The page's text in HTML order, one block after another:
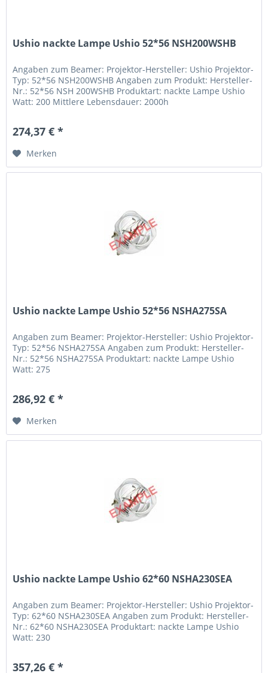
Ushio nackte Lampe Ushio 52*56 NSH200WSHB
Angaben zum Beamer: Projektor-Hersteller: Ushio Projektor-
Typ: 52*56 NSH200WSHB Angaben zum Produkt: Hersteller-
Nr.: 52*56 NSH 200WSHB Produktart: nackte Lampe Ushio
Watt: 200 Mittlere Lebensdauer: 2000h
274,37 € *
Merken
Ushio nackte Lampe Ushio 52*56 NSHA275SA
Angaben zum Beamer: Projektor-Hersteller: Ushio Projektor-
Typ: 52*56 NSHA275SA Angaben zum Produkt: Hersteller-
Nr.: 52*56 NSHA275SA Produktart: nackte Lampe Ushio
Watt: 275
286,92 € *
Merken
Ushio nackte Lampe Ushio 62*60 NSHA230SEA
Angaben zum Beamer: Projektor-Hersteller: Ushio Projektor-
Typ: 62*60 NSHA230SEA Angaben zum Produkt: Hersteller-
Nr.: 62*60 NSHA230SEA Produktart: nackte Lampe Ushio
Watt: 230
357,26 € *